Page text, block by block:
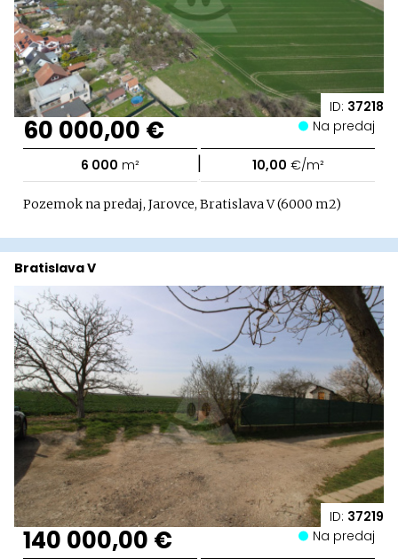
ID: 37218
60 000,00 € Na predaj
6 000 m² | 10,00 €/m²
Pozemok na predaj, Jarovce, Bratislava V (6000 m2)
ID: 37219
Bratislava V
140 000,00 € Na predaj